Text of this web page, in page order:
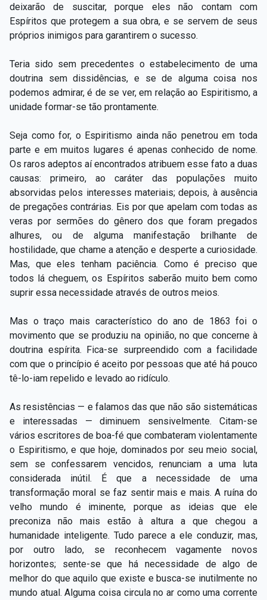
deixarão de suscitar, porque eles não contam com
Espíritos que protegem a sua obra, e se servem de seus
próprios inimigos para garantirem o sucesso.
Teria sido sem precedentes o estabelecimento de uma
doutrina sem dissidências, e se de alguma coisa nos
podemos admirar, é de se ver, em relação ao Espiritismo, a
unidade formar-se tão prontamente.
Seja como for, o Espiritismo ainda não penetrou em toda
parte e em muitos lugares é apenas conhecido de nome.
Os raros adeptos aí encontrados atribuem esse fato a duas
causas: primeiro, ao caráter das populações muito
absorvidas pelos interesses materiais; depois, à ausência
de pregações contrárias. Eis por que apelam com todas as
veras por sermões do gênero dos que foram pregados
alhures, ou de alguma manifestação brilhante de
hostilidade, que chame a atenção e desperte a curiosidade.
Mas, que eles tenham paciência. Como é preciso que
todos lá cheguem, os Espíritos saberão muito bem como
suprir essa necessidade através de outros meios.
Mas o traço mais característico do ano de 1863 foi o
movimento que se produziu na opinião, no que concerne à
doutrina espírita. Fica-se surpreendido com a facilidade
com que o princípio é aceito por pessoas que até há pouco
tê-lo-iam repelido e levado ao ridículo.
As resistências — e falamos das que não são sistemáticas
e interessadas — diminuem sensivelmente. Citam-se
vários escritores de boa-fé que combateram violentamente
o Espiritismo, e que hoje, dominados por seu meio social,
sem se confessarem vencidos, renunciam a uma luta
considerada inútil. É que a necessidade de uma
transformação moral se faz sentir mais e mais. A ruína do
velho mundo é iminente, porque as ideias que ele
preconiza não mais estão à altura a que chegou a
humanidade inteligente. Tudo parece a ele conduzir, mas,
por outro lado, se reconhecem vagamente novos
horizontes; sente-se que há necessidade de algo de
melhor do que aquilo que existe e busca-se inutilmente no
mundo atual. Alguma coisa circula no ar como uma corrente